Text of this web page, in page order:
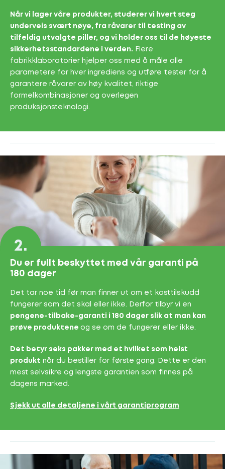
Når vi lager våre produkter, studerer vi hvert steg
underveis svært nøye, fra råvarer til testing av
tilfeldig utvalgte piller, og vi holder oss til de høyeste
sikkerhetsstandardene i verden. Flere
fabrikklaboratorier hjelper oss med å måle alle
parametere for hver ingrediens og utføre tester for å
garantere råvarer av høy kvalitet, riktige
formelkombinasjoner og overlegen
produksjonsteknologi.
2.
Du er fullt beskyttet med vår garanti på
180 dager
Det tar noe tid før man finner ut om et kosttilskudd
fungerer som det skal eller ikke. Derfor tilbyr vi en
pengene-tilbake-garanti i 180 dager slik at man kan
prøve produktene og se om de fungerer eller ikke.
Det betyr seks pakker med et hvilket som helst
produkt når du bestiller for første gang. Dette er den
mest selvsikre og lengste garantien som finnes på
dagens marked.
Sjekk ut alle detaljene i vårt garantiprogram